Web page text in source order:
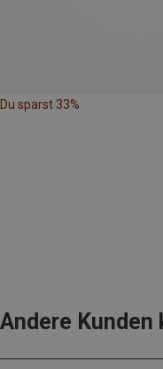
Du sparst 33%
Andere Kunden